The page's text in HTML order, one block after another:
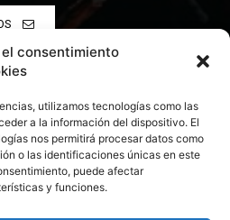
consentimiento
utilizamos tecnologías como las
a la información del dispositivo. El
nos permitirá procesar datos como
o las identificaciones únicas en este
puede afectar
y funciones.
reservados. Culturamanía